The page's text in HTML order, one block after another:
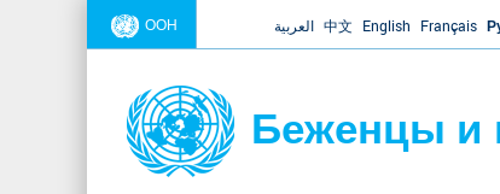
ООН العربية 中文 English Français
Беженцы и